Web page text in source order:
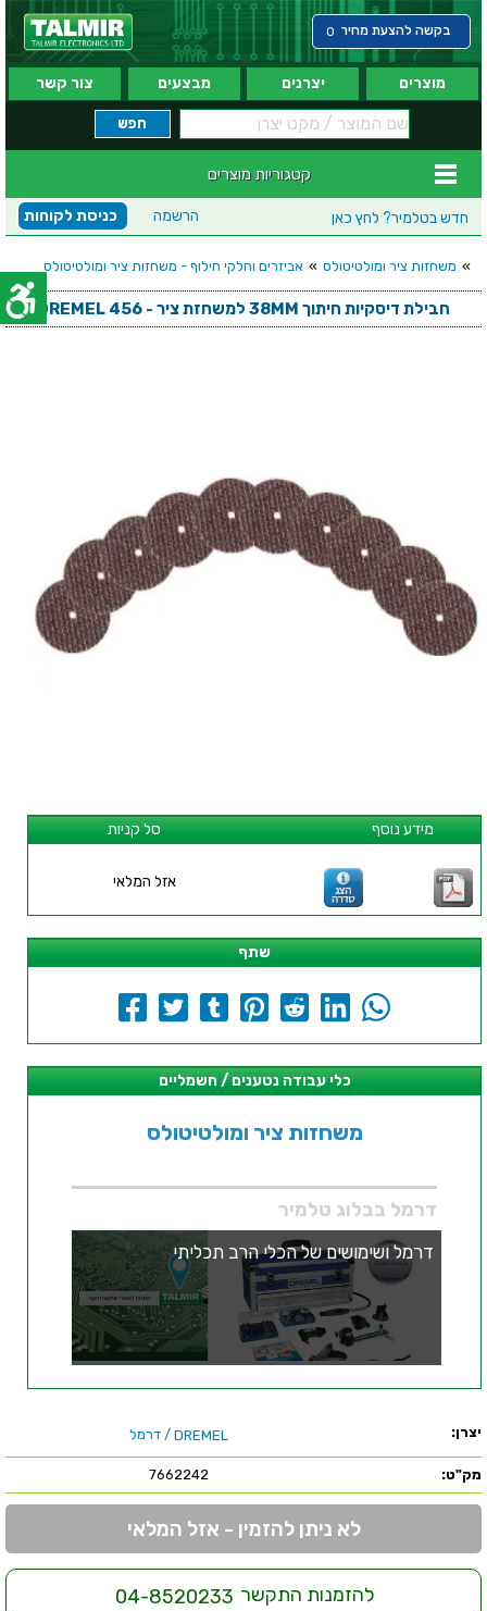
בקשה להצעת מחיר 0
מוצרים יצרנים מבצעים צור קשר
קטגוריות מוצרים
חדש בטלמיר? לחץ כאן כניסת לקוחות הרשמה
» משחזות ציר ומולטיטולס » אביזרים וחלקי חילוף - משחזות ציר ומולטיטולס
חבילת דיסקיות חיתוך 38MM למשחזת ציר - DREMEL 456
סל קניות מידע נוסף
אזל המלאי
שתף
כלי עבודה נטענים / חשמליים
משחזות ציר ומולטיטולס
דרמל בבלוג טלמיר
דרמל ושימושים של הכלי הרב תכליתי
יצרן: DREMEL / דרמל
מק"ט: 7662242
לא ניתן להזמין - אזל המלאי
להזמנות התקשר 04-8520233